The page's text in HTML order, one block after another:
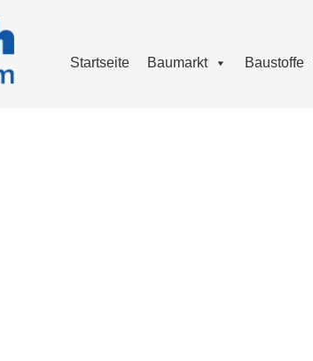
Startseite Baumarkt Baustoffe